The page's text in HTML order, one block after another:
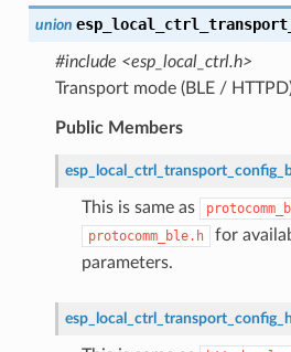
union
#include <esp_local_ctrl.h>
Transport mode (BLE /
Public Members
This is same as
protocomm_ble.h
for
parameters.